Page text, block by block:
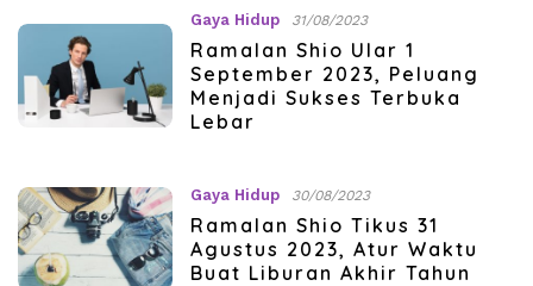
Gaya Hidup 31/08/2023
Ramalan Shio Ular 1
September 2023, Peluang
Menjadi Sukses Terbuka
Lebar
Gaya Hidup 30/08/2023
Ramalan Shio Tikus 31
Agustus 2023, Atur Waktu
Buat Liburan Akhir Tahun